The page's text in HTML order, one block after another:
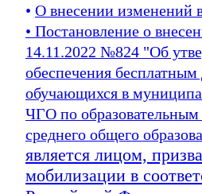
• О внесении изменений
• Постановление о
14.11.2022 №824 "Об
обеспечения
обучающихся в
ЧГО по
среднего общего
является лицом,
мобилизации в